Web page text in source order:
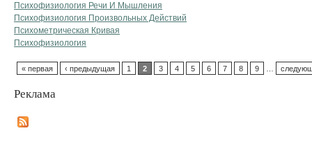
Психофизиология Речи И Мышления
Психофизиология Произвольных Действий
Психометрическая Кривая
Психофизиология
« первая ‹ предыдущая 1 2 3 4 5 6 7 8 9
Реклама